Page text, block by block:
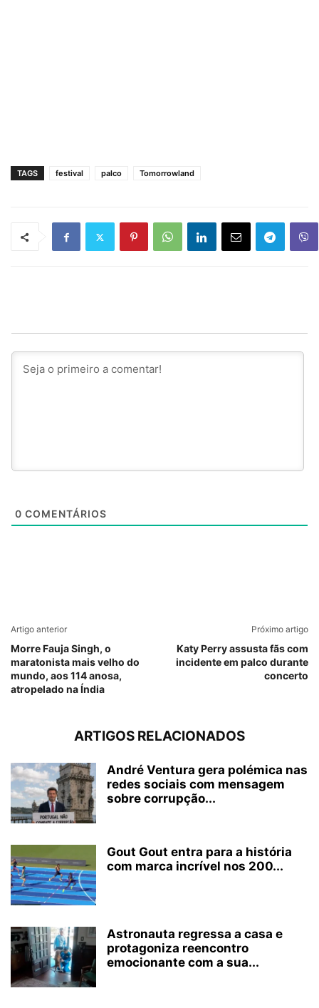
TAGS festival palco Tomorrowland
0 COMENTÁRIOS
Artigo anterior
Morre Fauja Singh, o
maratonista mais velho do
mundo, aos 114 anosa,
atropelado na Índia
Próximo artigo
Katy Perry assusta fãs com
incidente em palco durante
concerto
ARTIGOS RELACIONADOS
André Ventura gera polémica nas
redes sociais com mensagem
sobre corrupção...
Gout Gout entra para a história
com marca incrível nos 200...
Astronauta regressa a casa e
protagoniza reencontro
emocionante com a sua...